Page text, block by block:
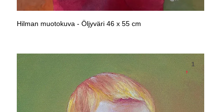
Hilman muotokuva - Öljyväri 46 x 55 cm
1